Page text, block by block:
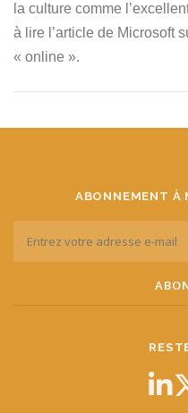
la culture comme
à lire l’article de Microsoft
« online ».
ABONNEMENT À